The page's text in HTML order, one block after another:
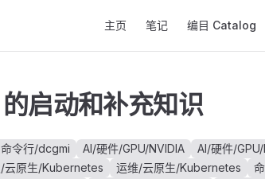
主页 笔记 编目 Catalog
的启动和补充知识
命令行/dcgmi AI/硬件/GPU/NVIDIA
AI/硬件/
云原生/Kubernetes
运维/云原生/Kubernetes